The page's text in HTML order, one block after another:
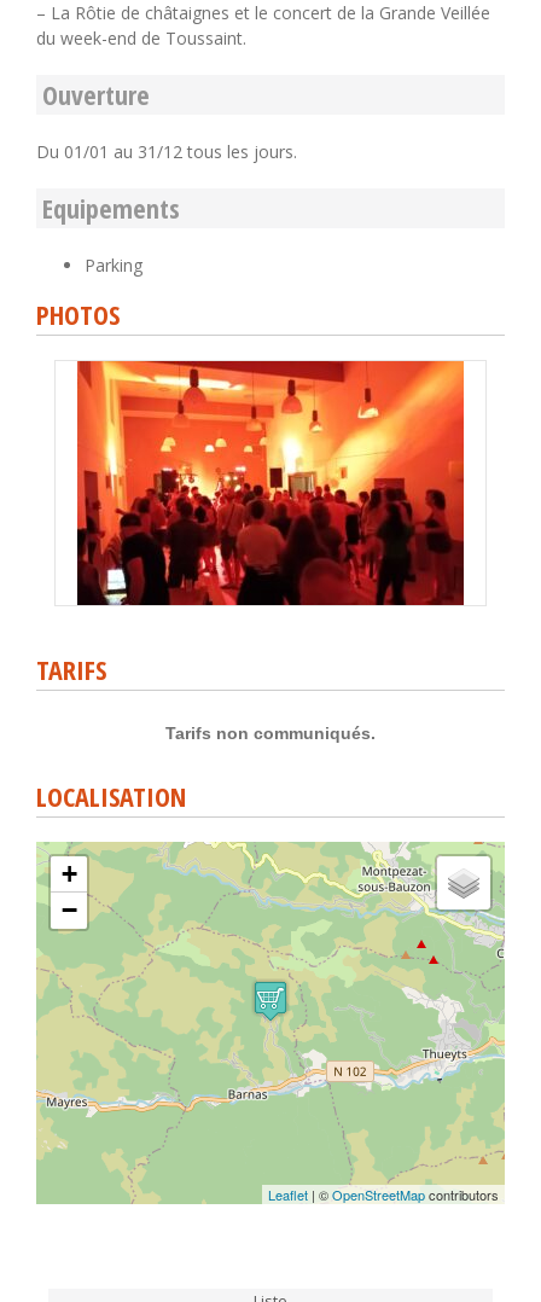
– La Rôtie de châtaignes et le concert de la Grande Veillée
du week-end de Toussaint.
Ouverture
Du 01/01 au 31/12 tous les jours.
Equipements
Parking
PHOTOS
TARIFS
Tarifs non communiqués.
LOCALISATION
+
−
Leaflet | ©OpenStreetMapcontributors